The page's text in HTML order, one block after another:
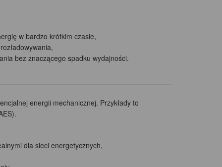
w bardzo krótkim czasie,
bez znaczącego spadku wydajności.
energii mechanicznej. Przykłady to
dla sieci energetycznych,